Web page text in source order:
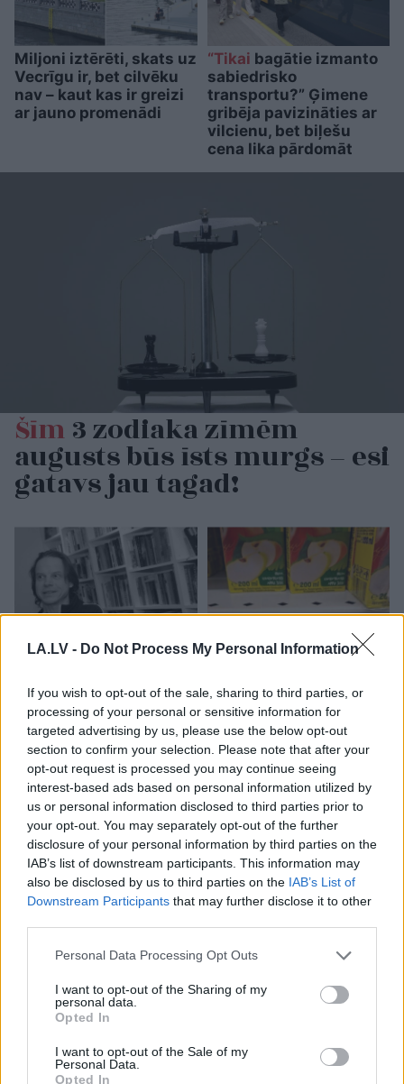
LA.LV - Do Not Process My Personal Information
If you wish to opt-out of the sale, sharing to third parties, or
processing of your personal or sensitive information for
targeted advertising by us, please use the below opt-out
section to confirm your selection. Please note that after your
opt-out request is processed you may continue seeing
interest-based ads based on personal information utilized by
us or personal information disclosed to third parties prior to
your opt-out. You may separately opt-out of the further
disclosure of your personal information by third parties on the
IAB’s list of downstream participants. This information may
also be disclosed by us to third parties on the IAB’s List of
Downstream Participants that may further disclose it to other
Please note that this website/app uses one or more Google
not limited to your visit or usage behaviour. You may click to
grant or deny consent to Google and its third-party tags to
use your data for below specified purposes in below Google
consent section.
Personal Data Processing Opt Outs
I want to opt-out of the Sharing of my
personal data.
Opted In
I want to opt-out of the Sale of my
Personal Data.
Opted In
Miljoni iztērēti, skats uz
Vecrīgu ir, bet cilvēku
nav – kaut kas ir greizi
ar jauno promenādi
“Tikai bagātie izmanto
sabiedrisko
transportu?” Ģimene
gribēja pavizināties ar
vilcienu, bet biļešu
cena lika pārdomāt
Šīm3 zodiaka zīmēm
augusts būs īsts murgs – esi
gatavs jau tagad!
Mirisrokmūzikas
pētnieks un mūzikas
apskatnieks Klāss
Vāvere
Pircējipie cenu zīmes
kasa galvu –
matemātika uz brīdi
laikam pārstājusi
darboties
Pamēģinišo pirms
gulētiešanas, un iemigsi tik